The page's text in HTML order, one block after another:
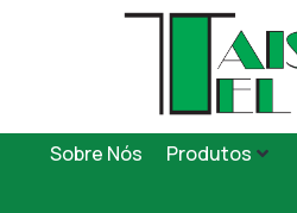
Sobre Nós Produtos